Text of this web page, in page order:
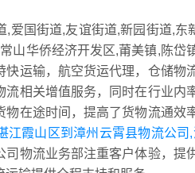
爱国街道,友谊街道,新园街道,
山华侨经济开发区,莆美镇,陈岱
快运输，航空货运代理，仓储
流相关增值服务，同时在行业
物在途时间，提高了货物流通
江霞山区到漳州云霄县物流公
司物流业务部注重客户体验，